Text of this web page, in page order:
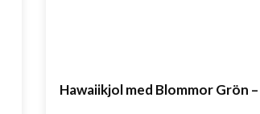
Hawaiikjol med Blommor Grön